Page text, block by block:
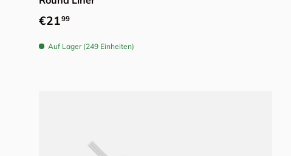
Normaler Preis
€2199
Auf Lager (249 Einheiten)